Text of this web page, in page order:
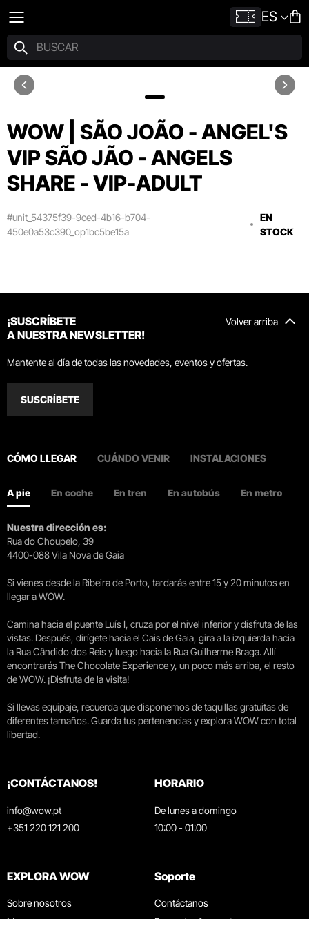
ES
WOW | SÃO JOÃO - ANGEL'S
VIP SÃO JÃO - ANGELS
SHARE - VIP-ADULT
#unit_54375f39-9ced-4b16-b704-
450e0a53c390_op1bc5be15a
EN
STOCK
Volver arriba
¡SUSCRÍBETE
A NUESTRA NEWSLETTER!
Mantente al día de todas las novedades, eventos y ofertas.
SUSCRÍBETE
CÓMO LLEGAR CUÁNDO VENIR INSTALACIONES
A pie En coche En tren En autobús En metro
Nuestra dirección es:
Rua do Choupelo, 39
4400-088 Vila Nova de Gaia
Si vienes desde la Ribeira de Porto, tardarás entre 15 y 20 minutos en
llegar a WOW.
Camina hacia el puente Luís I, cruza por el nivel inferior y disfruta de las
vistas. Después, dirígete hacia el Cais de Gaia, gira a la izquierda hacia
la Rua Cândido dos Reis y luego hacia la Rua Guilherme Braga. Allí
encontrarás The Chocolate Experience y, un poco más arriba, el resto
de WOW. ¡Disfruta de la visita!
Si llevas equipaje, recuerda que disponemos de taquillas gratuitas de
diferentes tamaños. Guarda tus pertenencias y explora WOW con total
libertad.
¡CONTÁCTANOS!
info@wow.pt
+351 220 121 200
HORARIO
De lunes a domingo
10:00 - 01:00
EXPLORA WOW
Sobre nosotros
Museos
Soporte
Contáctanos
Preguntas frecuentes